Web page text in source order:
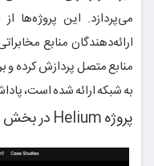
می‌پردازد. این پروژه‌ها
ارائه‌دهندگان منابع
منابع متصل پردازش کرده
به شبکه ارائه شده است،
پروژه Helium در بخش بی‌سیم